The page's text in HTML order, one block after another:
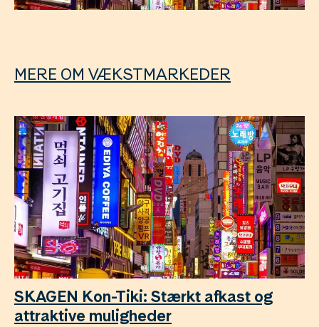
MERE OM VÆKSTMARKEDER
SKAGEN Kon-Tiki: Stærkt afkast og
attraktive muligheder